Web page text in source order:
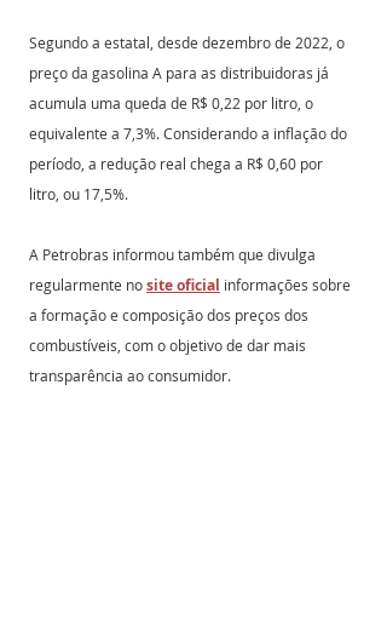
Segundo a estatal, desde dezembro de 2022, o
preço da gasolina A para as distribuidoras já
acumula uma queda de R$ 0,22 por litro, o
equivalente a 7,3%. Considerando a inflação do
período, a redução real chega a R$ 0,60 por
litro, ou 17,5%.
A Petrobras informou também que divulga
regularmente no site oficial informações sobre
a formação e composição dos preços dos
combustíveis, com o objetivo de dar mais
transparência ao consumidor.